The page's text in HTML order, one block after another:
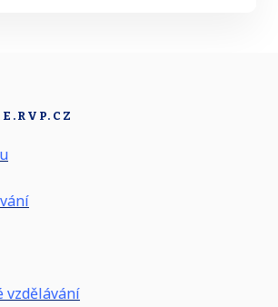
vzdělávání